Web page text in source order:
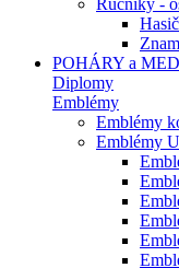
Ručníky -
POHÁRY a
Diplomy
Emblémy
Emblémy
Emblémy